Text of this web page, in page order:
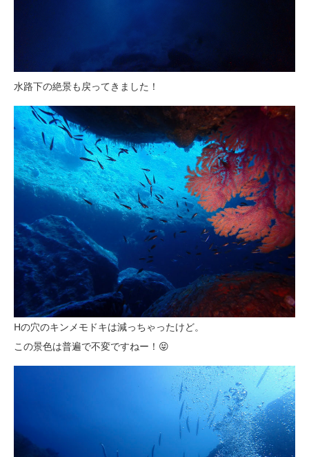
水路下の絶景も戻ってきました！
Hの穴のキンメモドキは減っちゃったけど。
この景色は普遍で不変ですねー！😝